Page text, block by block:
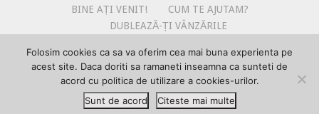
BINE AȚI VENIT!
CUM TE AJUTAM?
DUBLEAZĂ-ȚI VÂNZĂRILE
POLITICA DE UTILIZARE COOKIE-URI
PRIMEȘTI GRATUIT MEGA-CADOURI LA ABONARE
PROMOVEAZĂ-TE PE HOTELINVEST
TERMENI SI CONDITII
Folosim cookies ca sa va oferim cea mai buna experienta pe
acest site. Daca doriti sa ramaneti inseamna ca sunteti de
acord cu politica de utilizare a cookies-urilor.
Sunt de acord
Citeste mai multe